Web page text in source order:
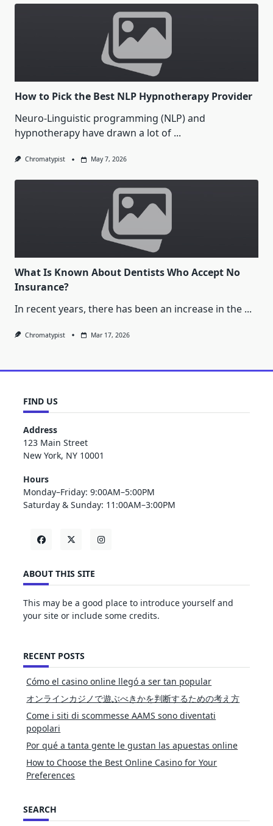
How to Pick the Best NLP Hypnotherapy Provider
Neuro-Linguistic programming (NLP) and
hypnotherapy have drawn a lot of ...
Chromatypist May 7, 2026
What Is Known About Dentists Who Accept No
Insurance?
In recent years, there has been an increase in the ...
Chromatypist Mar 17, 2026
FIND US
Address
123 Main Street
New York, NY 10001
Hours
Monday–Friday: 9:00AM–5:00PM
Saturday & Sunday: 11:00AM–3:00PM
ABOUT THIS SITE
This may be a good place to introduce yourself and
your site or include some credits.
RECENT POSTS
Cómo el casino online llegó a ser tan popular
オンラインカジノで遊ぶべきかを判断するための考え方
Come i siti di scommesse AAMS sono diventati
popolari
Por qué a tanta gente le gustan las apuestas online
How to Choose the Best Online Casino for Your
Preferences
SEARCH